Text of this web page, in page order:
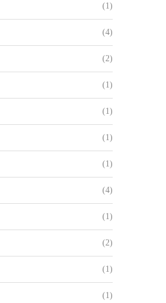
(1)
(4)
(2)
(1)
(1)
(1)
(1)
(4)
(1)
(2)
(1)
(1)